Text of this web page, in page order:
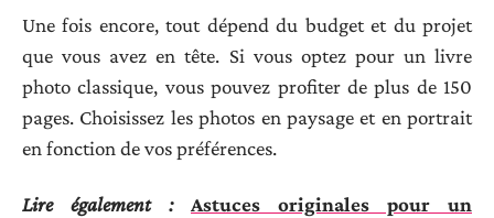
Une fois encore, tout dépend du budget et du projet
que vous avez en tête. Si vous optez pour un livre
photo classique, vous pouvez profiter de plus de 150
pages. Choisissez les photos en paysage et en portrait
en fonction de vos préférences.
Lire également :
Astuces originales pour un